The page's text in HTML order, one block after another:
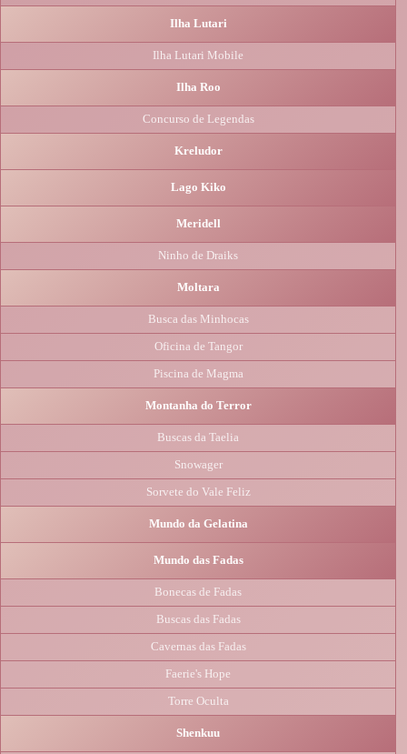
Ilha Lutari
Ilha Lutari Mobile
Ilha Roo
Concurso de Legendas
Kreludor
Lago Kiko
Meridell
Ninho de Draiks
Moltara
Busca das Minhocas
Oficina de Tangor
Piscina de Magma
Montanha do Terror
Buscas da Taelia
Snowager
Sorvete do Vale Feliz
Mundo da Gelatina
Mundo das Fadas
Bonecas de Fadas
Buscas das Fadas
Cavernas das Fadas
Faerie's Hope
Torre Oculta
Shenkuu